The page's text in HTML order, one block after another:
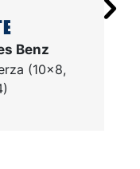
Benz
(10×8,